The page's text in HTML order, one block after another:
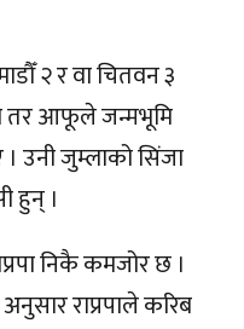
२ र वा चितवन ३
तर आफूले जन्मभूमि
उनी जुम्लाको सिंजा
हुन् ।
निकै कमजोर छ ।
राप्रपाले करिब